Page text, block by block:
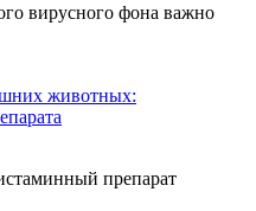
вирусного фона важно
животных:
препарат